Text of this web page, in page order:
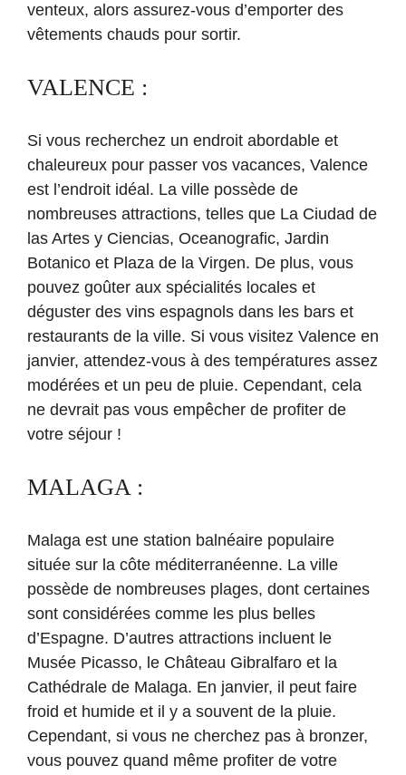
venteux, alors assurez-vous d’emporter des
vêtements chauds pour sortir.
VALENCE :
Si vous recherchez un endroit abordable et
chaleureux pour passer vos vacances, Valence
est l’endroit idéal. La ville possède de
nombreuses attractions, telles que La Ciudad de
las Artes y Ciencias, Oceanografic, Jardin
Botanico et Plaza de la Virgen. De plus, vous
pouvez goûter aux spécialités locales et
déguster des vins espagnols dans les bars et
restaurants de la ville. Si vous visitez Valence en
janvier, attendez-vous à des températures assez
modérées et un peu de pluie. Cependant, cela
ne devrait pas vous empêcher de profiter de
votre séjour !
MALAGA :
Malaga est une station balnéaire populaire
située sur la côte méditerranéenne. La ville
possède de nombreuses plages, dont certaines
sont considérées comme les plus belles
d’Espagne. D’autres attractions incluent le
Musée Picasso, le Château Gibralfaro et la
Cathédrale de Malaga. En janvier, il peut faire
froid et humide et il y a souvent de la pluie.
Cependant, si vous ne cherchez pas à bronzer,
vous pouvez quand même profiter de votre